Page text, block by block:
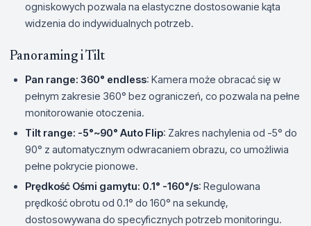
ogniskowych pozwala na elastyczne dostosowanie kąta
widzenia do indywidualnych potrzeb.
Panoraming i Tilt
Pan range: 360° endless: Kamera może obracać się w
pełnym zakresie 360° bez ograniczeń, co pozwala na pełne
monitorowanie otoczenia.
Tilt range: -5°~90° Auto Flip: Zakres nachylenia od -5° do
90° z automatycznym odwracaniem obrazu, co umożliwia
pełne pokrycie pionowe.
Prędkość Ośmi gamytu: 0.1° -160°/s: Regulowana
prędkość obrotu od 0.1° do 160° na sekundę,
dostosowywana do specyficznych potrzeb monitoringu.